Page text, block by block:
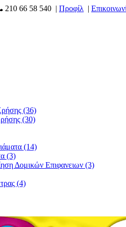
210 66 58 540 | Προφίλ |
(36)
(30)
(14)
(3)
Δομικών Επιφανειων (3)
(4)